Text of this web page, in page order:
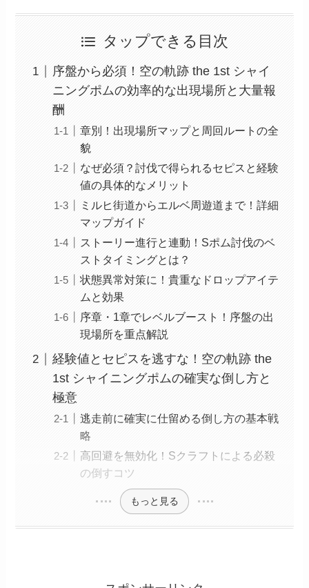
タップできる目次
序盤から必須！空の軌跡 the 1st シャイ
ニングポムの効率的な出現場所と大量報
酬
章別！出現場所マップと周回ルートの全
貌
なぜ必須？討伐で得られるセピスと経験
値の具体的なメリット
ミルヒ街道からエルベ周遊道まで！詳細
マップガイド
ストーリー進行と連動！Sポム討伐のベ
ストタイミングとは？
状態異常対策に！貴重なドロップアイテ
ムと効果
序章・1章でレベルブースト！序盤の出
現場所を重点解説
経験値とセピスを逃すな！空の軌跡 the
1st シャイニングポムの確実な倒し方と
極意
逃走前に確実に仕留める倒し方の基本戦
略
高回避を無効化！Sクラフトによる必殺
の倒すコツ
もっと見る